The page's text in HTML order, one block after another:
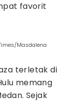
favorit
Masdalena
terletak di
memang
Sejak